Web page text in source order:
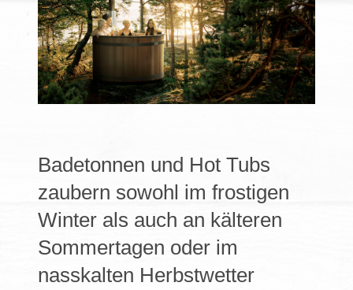
Badetonnen und Hot Tubs
zaubern sowohl im frostigen
Winter als auch an kälteren
Sommertagen oder im
nasskalten Herbstwetter